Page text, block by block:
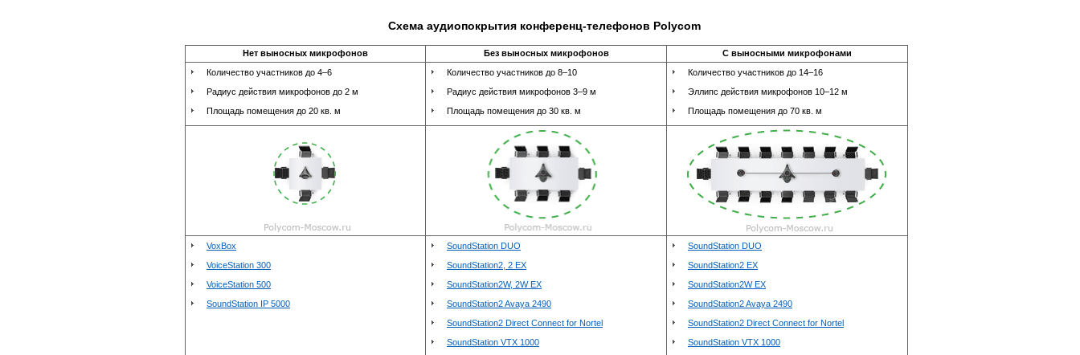
Схема аудиопокрытия конференц-телефонов Polycom
Нет выносных микрофонов Без выносных микрофонов
С выносными микрофонами
Количество участников до 4–6
Радиус действия микрофонов до 2 м
Площадь помещения до 20 кв. м
Количество участников до 8–10
Радиус действия микрофонов 3–9 м
Площадь помещения до 30 кв. м
Количество участников до 14–16
Эллипс действия микрофонов 10–12 м
Площадь помещения до 70 кв. м
VoxBox
VoiceStation 300
VoiceStation 500
SoundStation IP 5000
SoundStation DUO
SoundStation2, 2 EX
SoundStation2W, 2W EX
SoundStation2 Avaya 2490
SoundStation2 Direct Connect for Nortel
SoundStation VTX 1000
SoundStation DUO
SoundStation2 EX
SoundStation2W EX
SoundStation2 Avaya 2490
SoundStation2 Direct Connect for Nortel
SoundStation VTX 1000